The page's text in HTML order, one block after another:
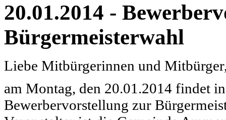
20.01.2014 -
Bürgermeisterwahl
Liebe Mitbürgerinnen und
am Montag, den 20.01.2014 findet
Bewerbervorstellung zur